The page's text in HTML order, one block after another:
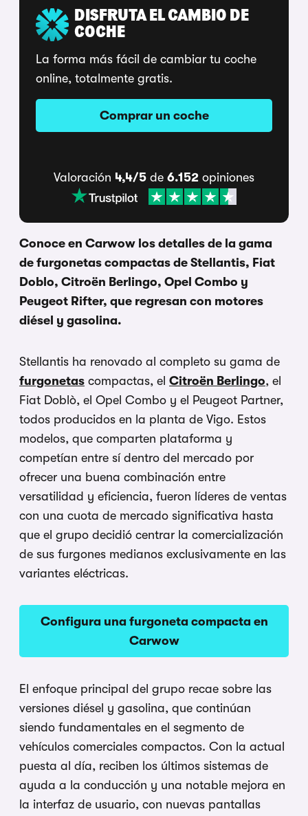
DISFRUTA EL CAMBIO DE
COCHE
La forma más fácil de cambiar tu coche
online, totalmente gratis.
Comprar un coche
Valoración 4,4/5 de 6.152 opiniones
Conoce en Carwow los detalles de la gama
de furgonetas compactas de Stellantis, Fiat
Doblo, Citroën Berlingo, Opel Combo y
Peugeot Rifter, que regresan con motores
diésel y gasolina.
Stellantis ha renovado al completo su gama de
furgonetas compactas, el Citroën Berlingo, el
Fiat Doblò, el Opel Combo y el Peugeot Partner,
todos producidos en la planta de Vigo. Estos
modelos, que comparten plataforma y
competían entre sí dentro del mercado por
ofrecer una buena combinación entre
versatilidad y eficiencia, fueron líderes de ventas
con una cuota de mercado significativa hasta
que el grupo decidió centrar la comercialización
de sus furgones medianos exclusivamente en las
variantes eléctricas.
Configura una furgoneta compacta en
Carwow
El enfoque principal del grupo recae sobre las
versiones diésel y gasolina, que continúan
siendo fundamentales en el segmento de
vehículos comerciales compactos. Con la actual
puesta al día, reciben los últimos sistemas de
ayuda a la conducción y una notable mejora en
la interfaz de usuario, con nuevas pantallas